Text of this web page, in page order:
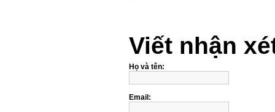
Viết nhận
Họ và tên:
Email: